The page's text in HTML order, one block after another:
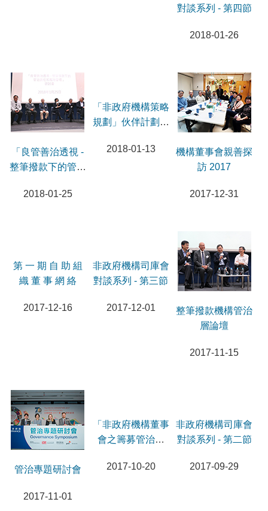
對談系列 - 第四節
2018-01-26
「良管善治透視 -
整筆撥款下的管治
研討會
2018-01-25
「非政府機構策略
機構董事會親善探
訪 2017
2017-12-31
第 一 期 自 助 組
織 董 事 網 絡
2017-12-16
非政府機構司庫會
​​​​​​​整筆撥款機構管治
層論壇
2017-11-15
管治專題研討會
2017-11-01
「非政府機構董事
會之籌募管治角
2017-10-20
非政府機構司庫會
對談系列 - 第二節
2017-09-29